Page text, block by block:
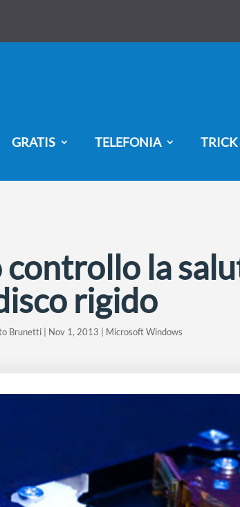
GRATIS TELEFONIA TRICK
la
rigido
Brunetti Nov 1, 2013 Microsoft Windows